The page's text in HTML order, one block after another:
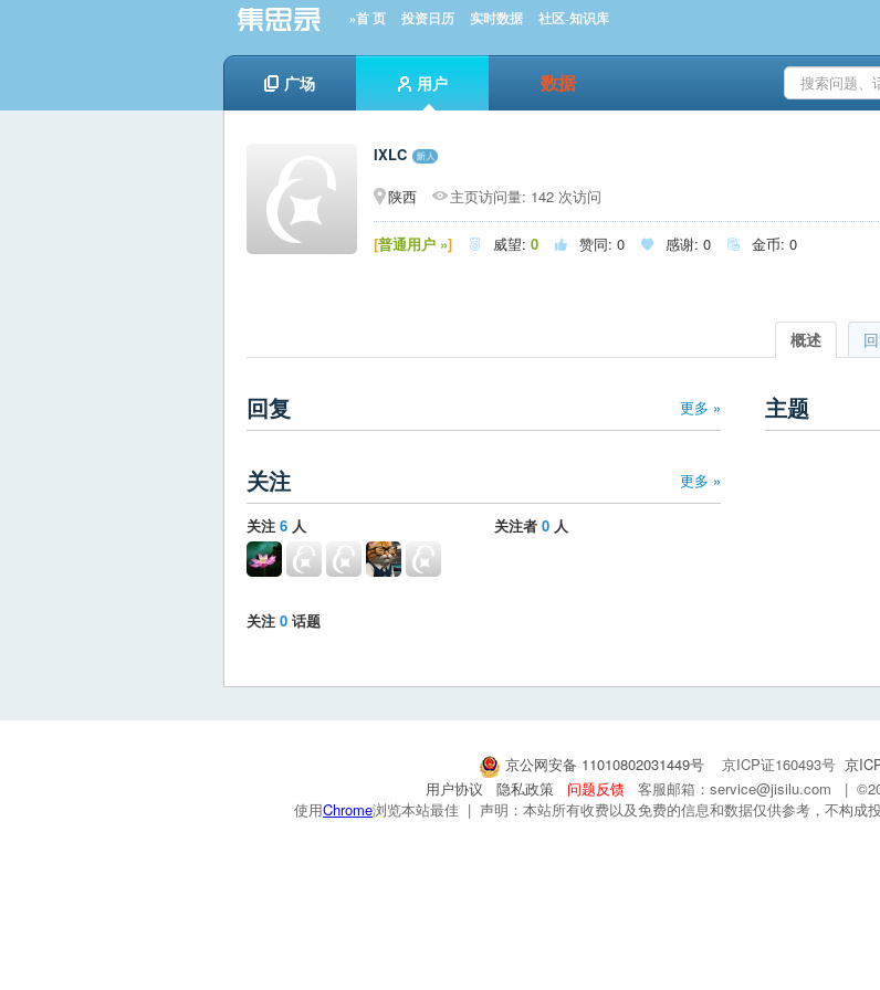
»首 页 投资日历 实时数据 社区-知识库
广场 用户 数据
IXLC
陕西
主页访问量: 142 次访问
[普通用户 »]  威望: 0  赞同: 0  感谢: 0  金币: 0
概述
更多 »
回复 主题
更多 »
关注
关注 6 人 关注者 0 人
关注 0 话题
京公网安备 11010802031449号 京ICP证160493号 京
用户协议
隐私政策 问题反馈
客服邮箱：service@jisilu.com |
使用Chrome浏览本站最佳 | 声明：本站所有收费以及免费的信息和数据仅供参考，不构成